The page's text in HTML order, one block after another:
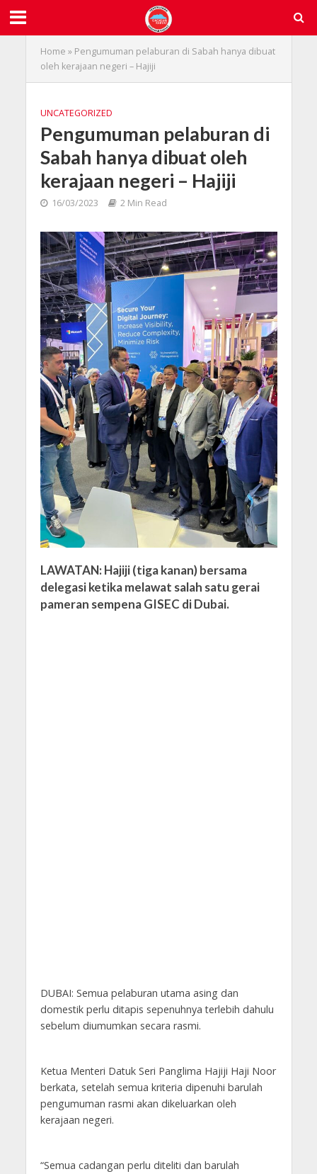
Home » Pengumuman pelaburan di Sabah hanya dibuat
oleh kerajaan negeri – Hajiji
UNCATEGORIZED
Pengumuman pelaburan di
Sabah hanya dibuat oleh
kerajaan negeri – Hajiji
16/03/2023 2 Min Read
LAWATAN: Hajiji (tiga kanan) bersama
delegasi ketika melawat salah satu gerai
pameran sempena GISEC di Dubai.
DUBAI: Semua pelaburan utama asing dan
domestik perlu ditapis sepenuhnya terlebih dahulu
sebelum diumumkan secara rasmi.
Ketua Menteri Datuk Seri Panglima Hajiji Haji Noor
berkata, setelah semua kriteria dipenuhi barulah
pengumuman rasmi akan dikeluarkan oleh
kerajaan negeri.
“Semua cadangan perlu diteliti dan barulah